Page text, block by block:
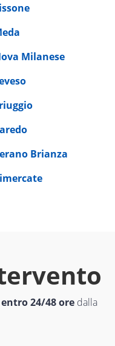
Milanese
Brianza
entro 24/48 ore dalla